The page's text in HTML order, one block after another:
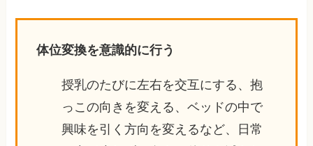
体位変換を意識的に行う
授乳のたびに左右を交互にする、抱
っこの向きを変える、ベッドの中で
興味を引く方向を変えるなど、日常